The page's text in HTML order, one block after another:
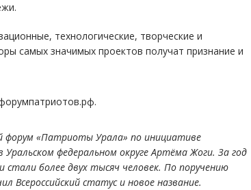
технологические, творческие и
самых значимых проектов получат признание и
форум «Патриоты Урала» по инициативе
федеральном округе Артёма Жоги. За год
более двух тысяч человек. По поручению
Всероссийский статус и новое название.